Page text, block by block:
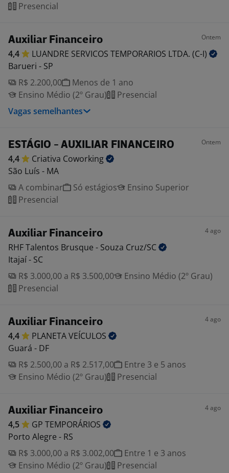
Presencial
Auxiliar Financeiro Ontem
4,4 LUANDRE SERVICOS TEMPORARIOS LTDA. (C-I)
Barueri - SP
R$ 2.200,00
Menos de 1 ano
Ensino Médio (2º Grau)
Presencial
Vagas semelhantes
ESTÁGIO - AUXILIAR FINANCEIRO Ontem
4,4 Criativa Coworking
São Luís - MA
A combinar
Só estágios
Ensino Superior
Presencial
Auxiliar Financeiro 4 ago
RHF Talentos Brusque - Souza Cruz/SC
Itajaí - SC
R$ 3.000,00 a R$ 3.500,00
Ensino Médio (2º Grau)
Presencial
Auxiliar Financeiro 4 ago
4,4 PLANETAVEÍCULOS
Guará - DF
R$ 2.500,00 a R$ 2.517,00
Entre 3 e 5 anos
Ensino Médio (2º Grau)
Presencial
Auxiliar Financeiro 4 ago
4,5 GP TEMPORÁRIOS
Porto Alegre - RS
R$ 3.000,00 a R$ 3.002,00
Entre 1 e 3 anos
Ensino Médio (2º Grau)
Presencial